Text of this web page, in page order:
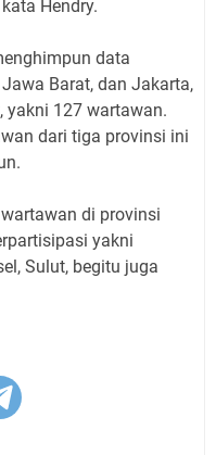
Hendry.
data
Barat, dan Jakarta,
yakni 127 wartawan.
dari tiga provinsi ini
di provinsi
yakni
Sulut, begitu juga